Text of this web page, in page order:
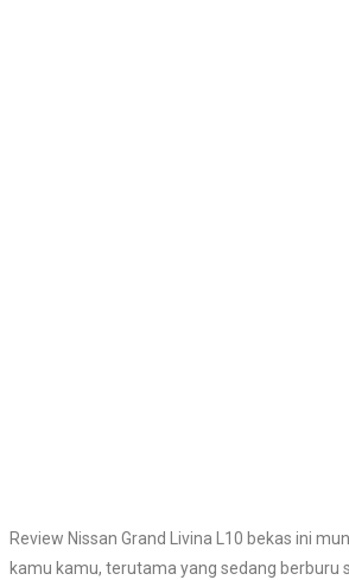
Review Nissan Grand Livina L10 bekas ini
kamu kamu, terutama yang sedang berburu